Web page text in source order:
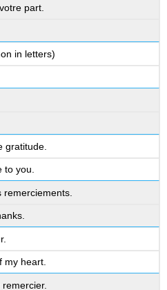
part.
in letters)
gratitude.
to you.
my heart.